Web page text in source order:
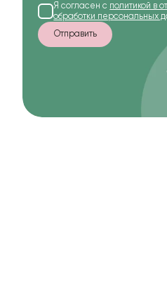
Я согласен с политикой в
обработки персональных
Отправить